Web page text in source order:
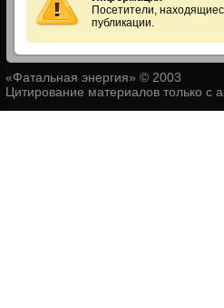
Посетители,
публикации.
«Фатальная энергия» © 2003
Цитирование материалов только с